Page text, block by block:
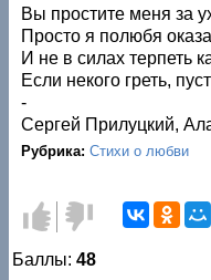
Вы простите меня за
Просто я полюбя
И не в силах терпеть
Если некого греть,
-
Сергей Прилуцкий,
Рубрика:Стихи о любви
Голос
за!
Голос
против!
Баллы:48